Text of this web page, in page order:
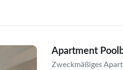
Apartment
Zweckmäßiges